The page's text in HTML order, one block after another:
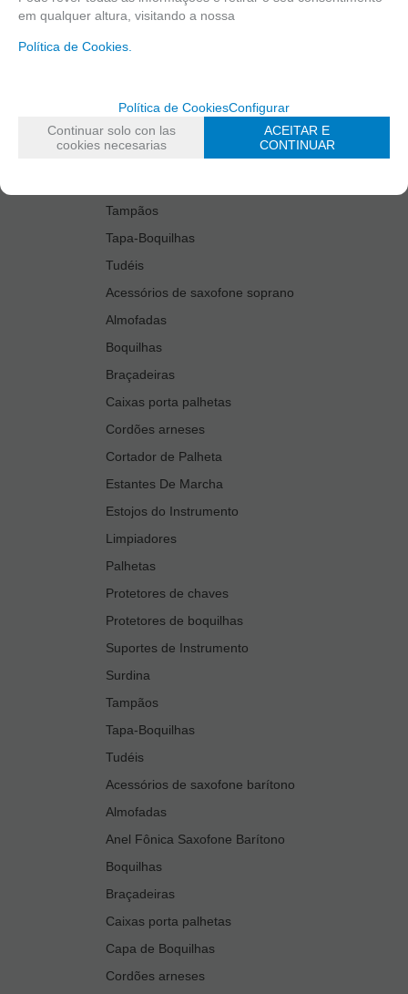
Kit Accesories Saxophone Tenor
Limpiadores
Protetores de boquilhas
Protetores de chaves
Tampãos
Tapa-Boquilhas
Tudéis
Acessórios de saxofone soprano
Almofadas
Boquilhas
Braçadeiras
Caixas porta palhetas
Cordões arneses
Cortador de Palheta
Estantes De Marcha
Estojos do Instrumento
Limpiadores
Palhetas
Protetores de chaves
Protetores de boquilhas
Suportes de Instrumento
Surdina
Tampãos
Tapa-Boquilhas
Tudéis
Acessórios de saxofone barítono
Almofadas
Anel Fônica Saxofone Barítono
Boquilhas
Braçadeiras
Caixas porta palhetas
Capa de Boquilhas
Cordões arneses
em qualquer altura, visitando a nossa
Política de Cookies.
Política de CookiesConfigurar
Continuar solo con las
cookies necesarias
ACEITAR E
CONTINUAR